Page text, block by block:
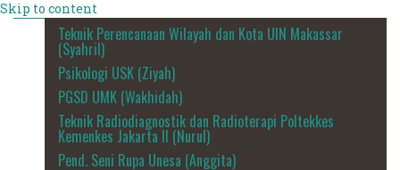
Skip to content
Teknik Perencanaan Wilayah dan Kota UIN Makassar
(Syahril)
Psikologi USK (Ziyah)
PGSD UMK (Wakhidah)
Teknik Radiodiagnostik dan Radioterapi Poltekkes
Kemenkes Jakarta II (Nurul)
Pend. Seni Rupa Unesa (Anggita)